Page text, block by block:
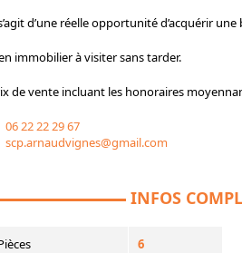
d’une réelle opportunité d’acquérir
immobilier à visiter sans tarder.
de vente incluant les honoraires
06 22 22 29 67
scp.arnaudvignes@gmail.com
INFOS
6